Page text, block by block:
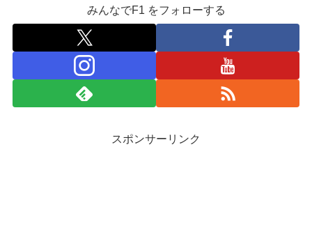
みんなでF1 をフォローする
スポンサーリンク